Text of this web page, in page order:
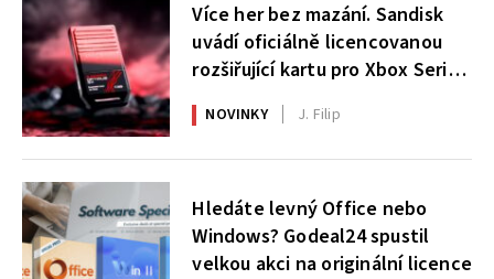
Více her bez mazání. Sandisk
uvádí oficiálně licencovanou
rozšiřující kartu pro Xbox Series
X|S
NOVINKY J. Filip
Hledáte levný Office nebo
Windows? Godeal24 spustil
velkou akci na originální licence